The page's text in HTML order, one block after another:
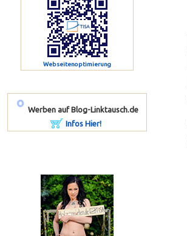
Webseitenoptimierung
º Werben auf Blog-Linktausch.de
Infos Hier!